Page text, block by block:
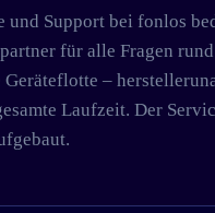
und Support bei fonlos
für alle Fragen
Geräteflotte –
Laufzeit. Der